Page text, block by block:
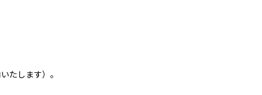
たします）。